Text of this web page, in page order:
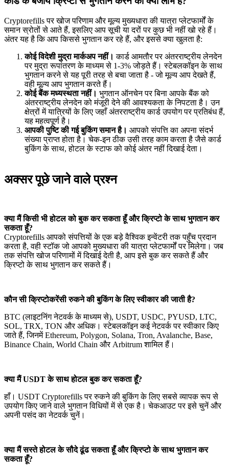
Cryptorefills पर खोज परिणाम और मूल्य मुख्यधारा की यात्रा प्लेटफार्मों के
समान स्रोतों से आते हैं, इसलिए आप सूची या दरों पर कुछ भी नहीं खो रहे हैं।
अंतर यह है कि आप किससे भुगतान कर रहे हैं, और इससे क्या खुलता है:
कोई विदेशी मुद्रा मार्कअप नहीं।कार्ड आमतौर पर अंतरराष्ट्रीय लेनदेन
पर मुद्रा रूपांतरण के माध्यम से 1-3% जोड़ते हैं। स्टेबलकॉइन के साथ
भुगतान करने से यह पूरी तरह से बचा जाता है - जो मूल्य आप देखते हैं,
वही मूल्य आप भुगतान करते हैं।
कोई बैंक मध्यस्थता नहीं। भुगतान ऑनचेन पर बिना आपके बैंक को
अंतरराष्ट्रीय लेनदेन को मंजूरी देने की आवश्यकता के निपटता है। उन
क्षेत्रों में यात्रियों के लिए जहाँ अंतरराष्ट्रीय कार्ड उपयोग पर प्रतिबंध हैं,
यह महत्वपूर्ण है।
आपकी पुष्टि की गई बुकिंग समान है। आपको संपत्ति का अपना संदर्भ
संख्या प्राप्त होता है। चेक-इन ठीक उसी तरह काम करता है जैसे कार्ड
बुकिंग के साथ, होटल के स्टाफ को कोई अंतर नहीं दिखाई देता।
अक्सर पूछे जाने वाले प्रश्न
क्या मैं किसी भी होटल को बुक कर सकता हूँ और क्रिप्टो के साथ भुगतान कर
सकता हूँ?
Cryptorefills आपको संपत्तियों के एक बड़े वैश्विक इन्वेंटरी तक पहुँच प्रदान
करता है, वही स्टॉक जो आपको मुख्यधारा की यात्रा प्लेटफार्मों पर मिलेगा। जब
तक संपत्ति खोज परिणामों में दिखाई देती है, आप इसे बुक कर सकते हैं और
क्रिप्टो के साथ भुगतान कर सकते हैं।
कौन सी क्रिप्टोकरेंसी रुकने की बुकिंग के लिए स्वीकार की जाती है?
BTC (लाइटनिंग नेटवर्क के माध्यम से), USDT, USDC, PYUSD, LTC,
SOL, TRX, TON और अधिक। स्टेबलकॉइन कई नेटवर्क पर स्वीकार किए
जाते हैं, जिनमें Ethereum, Polygon, Solana, Tron, Avalanche, Base,
Binance Chain, World Chain और Arbitrum शामिल हैं।
क्या मैं USDT के साथ होटल बुक कर सकता हूँ?
हाँ। USDT Cryptorefills पर रुकने की बुकिंग के लिए सबसे व्यापक रूप से
उपयोग किए जाने वाले भुगतान विधियों में से एक है। चेकआउट पर इसे चुनें और
अपनी पसंद का नेटवर्क चुनें।
क्या मैं सस्ते होटल के सौदे ढूंढ सकता हूँ और क्रिप्टो के साथ भुगतान कर
सकता हूँ?